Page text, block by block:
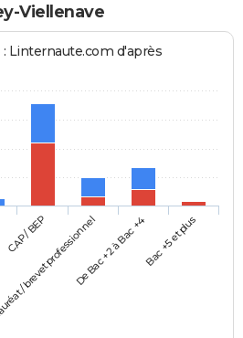
Viellenave
Linternaute.com d'après
CAP / BEPprofessionnelDe Bac +2 à Bac +4Bac +5 et plus